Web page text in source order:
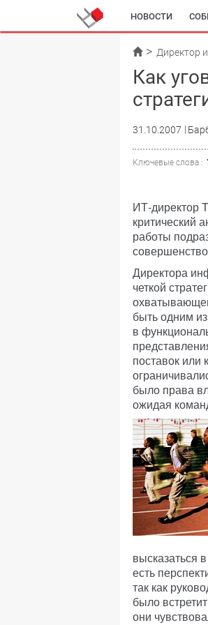
НОВОСТИ
Директор
Как
31.10.2007
Ключевые слова :
ИТ-директор
критический
работы
Директора
четкой
быть одним
в
поставок или
было права
ожидая
высказаться
есть
так как
было
они